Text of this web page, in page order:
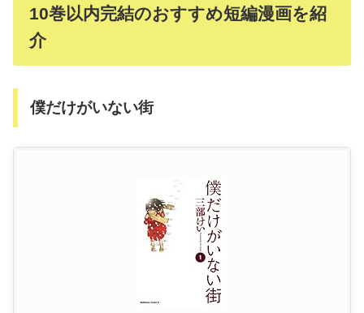
10巻以内完結のおすすめ短編漫画を紹
介
僕だけがいない街